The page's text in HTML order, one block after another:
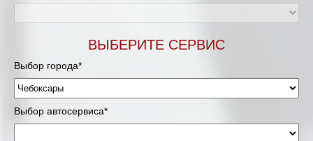
ВЫБЕРИТЕ СЕРВИС
Выбор города*
Выбор автосервиса*